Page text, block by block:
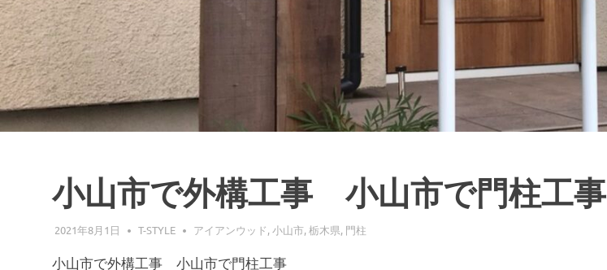
小山市で外構工事 小山市で門柱工事
2021年8月1日 T-STYLE アイアンウッド,小山市,栃木県, 門柱
小山市で外構工事 小山市で門柱工事